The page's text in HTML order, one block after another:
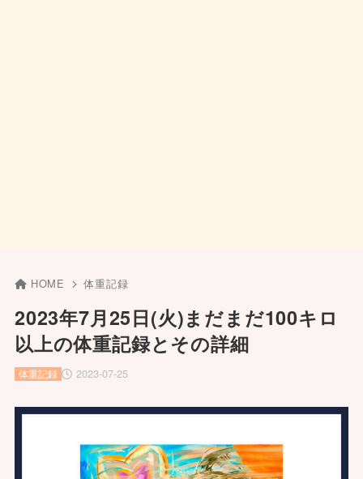
HOME 体重記録
2023年7月25日(火)まだまだ100キロ
以上の体重記録とその詳細
2023-07-25
体重記録